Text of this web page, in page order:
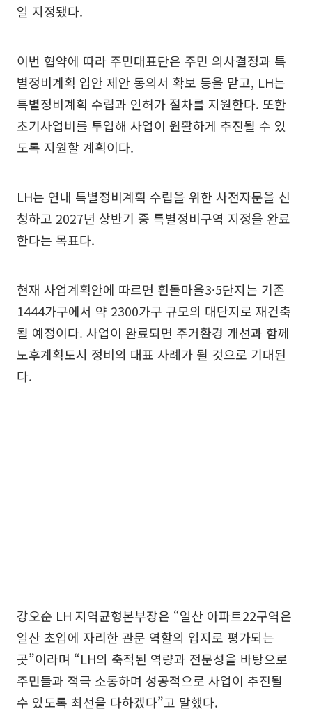
일 지정됐다.
이번 협약에 따라 주민대표단은 주민 의사결정과 특
별정비계획 입안 제안 동의서 확보 등을 맡고, LH는
특별정비계획 수립과 인허가 절차를 지원한다. 또한
초기사업비를 투입해 사업이 원활하게 추진될 수 있
도록 지원할 계획이다.
LH는 연내 특별정비계획 수립을 위한 사전자문을 신
청하고 2027년 상반기 중 특별정비구역 지정을 완료
한다는 목표다.
현재 사업계획안에 따르면 흰돌마을3·5단지는 기존
1444가구에서 약 2300가구 규모의 대단지로 재건축
될 예정이다. 사업이 완료되면 주거환경 개선과 함께
노후계획도시 정비의 대표 사례가 될 것으로 기대된
다.
강오순 LH 지역균형본부장은 “일산 아파트22구역은
일산 초입에 자리한 관문 역할의 입지로 평가되는
곳”이라며 “LH의 축적된 역량과 전문성을 바탕으로
주민들과 적극 소통하며 성공적으로 사업이 추진될
수 있도록 최선을 다하겠다”고 말했다.